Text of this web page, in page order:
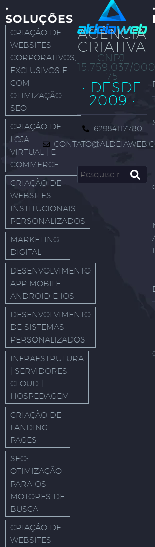
·
SOLUÇÕES
CRIAÇÃO DE
WEBSITES
CORPORATIVOS,
EXCLUSIVOS E
COM
OTIMIZAÇÃO
SEO
CRIAÇÃO DE
LOJA
VIRTUAL | E-
COMMERCE
CRIAÇÃO DE
WEBSITES
INSTITUCIONAIS
PERSONALIZADOS
MARKETING
DIGITAL
DESENVOLVIMENTO
APP MOBILE
ANDROID E IOS
DESENVOLVIMENTO
DE SISTEMAS
PERSONALIZADOS
INFRAESTRUTURA
| SERVIDORES
CLOUD |
HOSPEDAGEM
CRIAÇÃO DE
LANDING
PAGES
SEO:
OTIMIZAÇÃO
PARA OS
MOTORES DE
BUSCA
CRIAÇÃO DE
WEBSITES
AGÊNCIA
CRIATIVA
CNPJ:
15.759.037/
75
· DESDE
2009 ·
62984117780
·